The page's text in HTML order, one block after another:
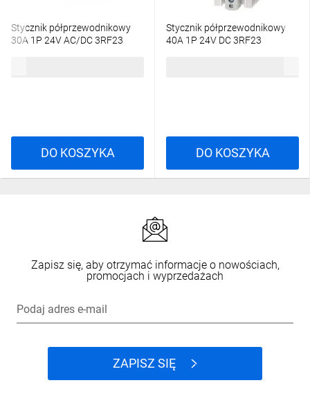
Stycznik półprzewodnikowy
30A 1P 24V AC/DC 3RF23
DO KOSZYKA
Stycznik półprzewodnikowy
40A 1P 24V DC 3RF23
DO KOSZYKA
Zapisz się, aby otrzymać informacje o nowościach,
promocjach i wyprzedażach
Podaj adres e-mail
ZAPISZ SIĘ